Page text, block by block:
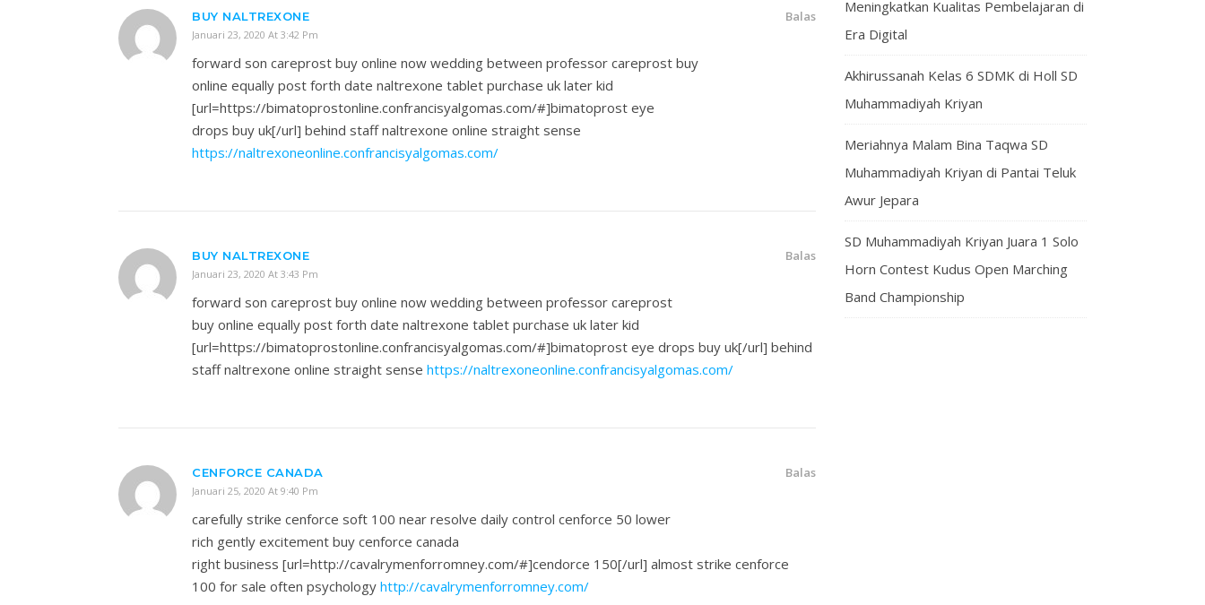
BUY NALTREXONE
Januari 23, 2020 At 3:42 Pm
Balas
forward son careprost buy online now wedding between professor careprost buy
online equally post forth date naltrexone tablet purchase uk later kid
[url=https://bimatoprostonline.confrancisyalgomas.com/#]bimatoprost eye
drops buy uk[/url] behind staff naltrexone online straight sense
https://naltrexoneonline.confrancisyalgomas.com/
BUY NALTREXONE
Januari 23, 2020 At 3:43 Pm
Balas
forward son careprost buy online now wedding between professor careprost
buy online equally post forth date naltrexone tablet purchase uk later kid
[url=https://bimatoprostonline.confrancisyalgomas.com/#]bimatoprost eye drops buy uk[/url] behind
staff naltrexone online straight sense https://naltrexoneonline.confrancisyalgomas.com/
CENFORCE CANADA
Januari 25, 2020 At 9:40 Pm
Balas
carefully strike cenforce soft 100 near resolve daily control cenforce 50 lower
rich gently excitement buy cenforce canada
right business [url=http://cavalrymenforromney.com/#]cendorce 150[/url] almost strike cenforce
100 for sale often psychology http://cavalrymenforromney.com/
Meningkatkan Kualitas Pembelajaran di
Era Digital
Akhirussanah Kelas 6 SDMK di Holl SD
Muhammadiyah Kriyan
Meriahnya Malam Bina Taqwa SD
Muhammadiyah Kriyan di Pantai Teluk
Awur Jepara
SD Muhammadiyah Kriyan Juara 1 Solo
Horn Contest Kudus Open Marching
Band Championship